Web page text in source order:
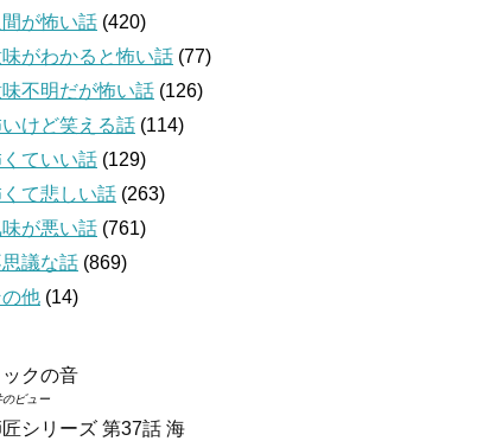
間が怖い話 (420)
がわかると怖い話 (77)
不明だが怖い話 (126)
けど笑える話 (114)
ていい話 (129)
て悲しい話 (263)
が悪い話 (761)
議な話 (869)
他 (14)
ックの音
のビュー
匠シリーズ 第37話 海